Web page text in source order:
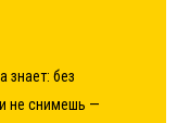
знает: без
не снимешь —